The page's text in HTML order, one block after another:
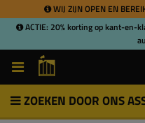
WIJ ZIJN OPEN EN
ACTIE: 20% korting op kant-en-
ZOEKEN DOOR ONS